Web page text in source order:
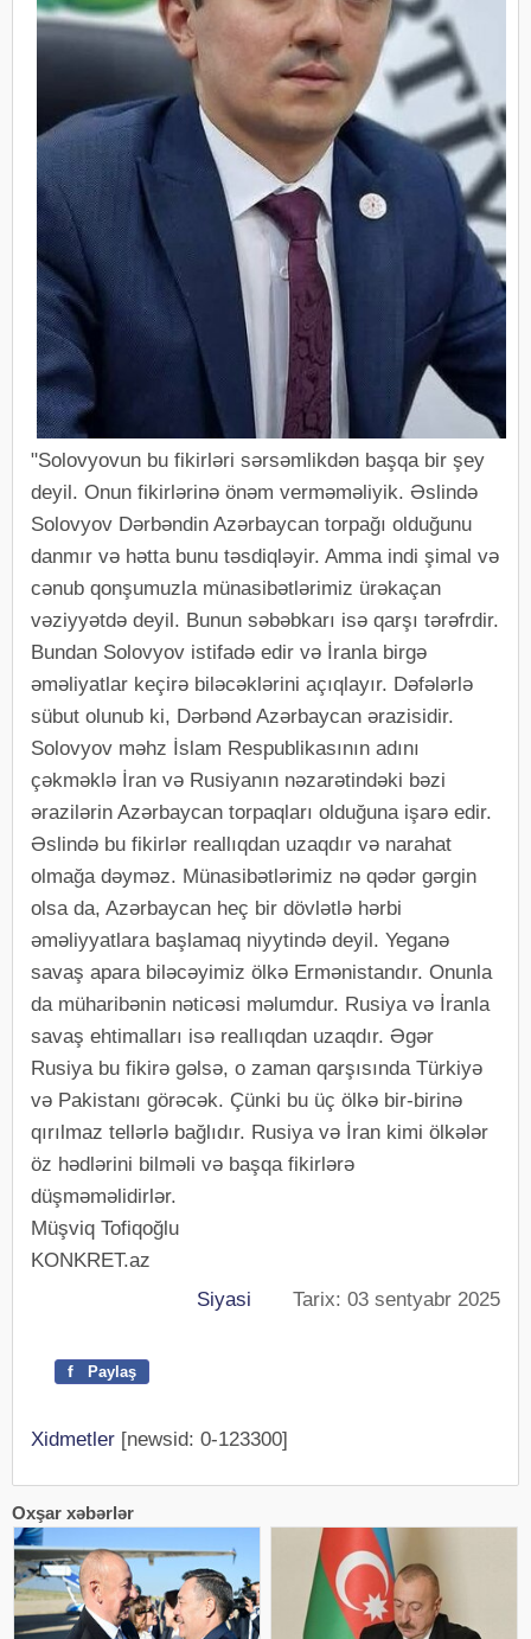
"Solovyovun bu fikirləri sərsəmlikdən başqa bir şey
deyil. Onun fikirlərinə önəm verməməliyik. Əslində
Solovyov Dərbəndin Azərbaycan torpağı olduğunu
danmır və hətta bunu təsdiqləyir. Amma indi şimal və
cənub qonşumuzla münasibətlərimiz ürəkaçan
vəziyyətdə deyil. Bunun səbəbkarı isə qarşı tərəfrdir.
Bundan Solovyov istifadə edir və İranla birgə
əməliyatlar keçirə biləcəklərini açıqlayır. Dəfələrlə
sübut olunub ki, Dərbənd Azərbaycan ərazisidir.
Solovyov məhz İslam Respublikasının adını
çəkməklə İran və Rusiyanın nəzarətindəki bəzi
ərazilərin Azərbaycan torpaqları olduğuna işarə edir.
Əslində bu fikirlər reallıqdan uzaqdır və narahat
olmağa dəyməz. Münasibətlərimiz nə qədər gərgin
olsa da, Azərbaycan heç bir dövlətlə hərbi
əməliyyatlara başlamaq niyytində deyil. Yeganə
savaş apara biləcəyimiz ölkə Ermənistandır. Onunla
da müharibənin nəticəsi məlumdur. Rusiya və İranla
savaş ehtimalları isə reallıqdan uzaqdır. Əgər
Rusiya bu fikirə gəlsə, o zaman qarşısında Türkiyə
və Pakistanı görəcək. Çünki bu üç ölkə bir-birinə
qırılmaz tellərlə bağlıdır. Rusiya və İran kimi ölkələr
öz hədlərini bilməli və başqa fikirlərə
düşməməlidirlər.
Müşviq Tofiqoğlu
KONKRET.az
Siyasi Tarix: 03 sentyabr 2025
f Paylaş
Xidmetler [newsid: 0-123300]
Oxşar xəbərlər